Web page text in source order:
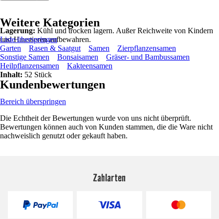
Lagerung: Kühl und trocken lagern. Außer Reichweite von Kindern
und Haustieren aufbewahren.
Inhalt: 52 Stück
Weitere Kategorien
Liste überspringen
Garten
Rasen & Saatgut Samen
Zierpflanzensamen
Sonstige Samen
Bonsaisamen
Gräser- und Bambussamen
Heilpflanzensamen
Kakteensamen
Kundenbewertungen
Bereich überspringen
Die Echtheit der Bewertungen wurde von uns nicht überprüft.
Bewertungen können auch von Kunden stammen, die die Ware nicht
nachweislich genutzt oder gekauft haben.
Zahlarten